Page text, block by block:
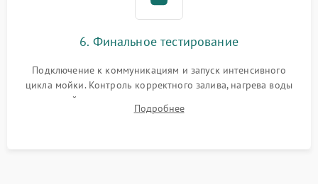
6. Финальное тестирование
Подключение к коммуникациям и запуск интенсивного
цикла мойки. Контроль корректного залива, нагрева воды
до нужной температуры, отсутствия посторонних шумов,
штатного слива и абсолютной сухости в поддоне.
Подробнее